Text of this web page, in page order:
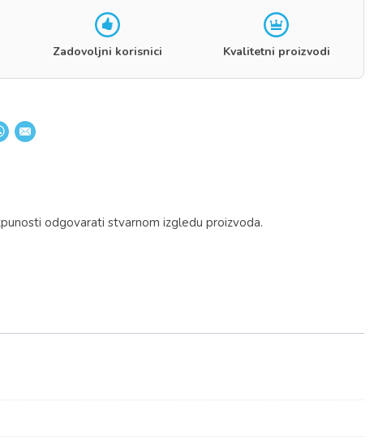
Zadovoljni korisnici Kvalitetni proizvodi
odgovarati stvarnom izgledu proizvoda.